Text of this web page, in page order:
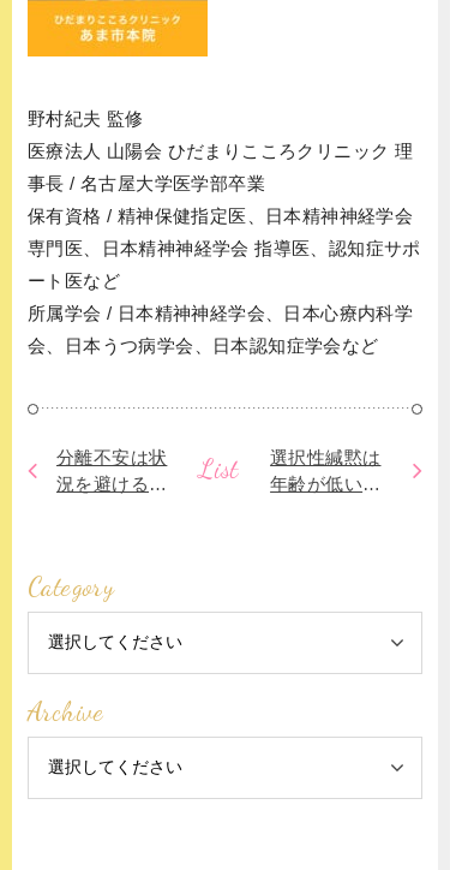
野村紀夫 監修
医療法人 山陽会 ひだまりこころクリニック 理
事長 / 名古屋大学医学部卒業
保有資格 / 精神保健指定医、日本精神神経学会
専門医、日本精神神経学会 指導医、認知症サポ
ート医など
所属学会 / 日本精神神経学会、日本心療内科学
会、日本うつ病学会、日本認知症学会など
分離不安は状
況を避けるこ
も
List
選択性緘黙は
年齢が低いほ
Category
Archive